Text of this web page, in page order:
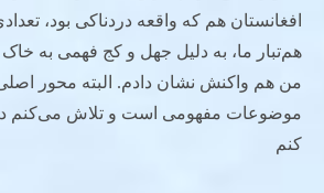
افغانستان هم که واقعه دردناکی بود،
هم‌تبار ما، به دلیل جهل و کج فهمی به
من هم واکنش نشان دادم. البته محور
موضوعات مفهومی است و تلاش می‌کنم در
کنم